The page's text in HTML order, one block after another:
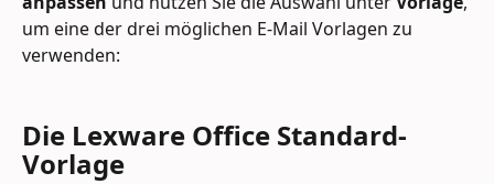
um eine der drei möglichen E-Mail Vorlagen zu
verwenden:
Die Lexware Office Standard-
Vorlage